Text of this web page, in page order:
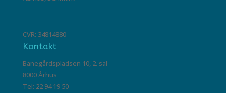
CVR: 34814880
Kontakt
Banegårdspladsen 10, 2. sal
8000 Århus
Tel: 22 94 19 50